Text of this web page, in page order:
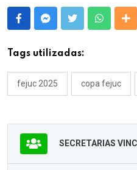
FacebookMessenger
Twitter
Tags utilizadas:
fejuc 2025 copa fejuc
SECRETARIAS